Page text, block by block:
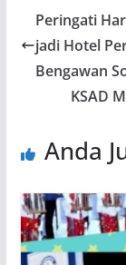
Peringati
jadi Hotel
Bengawan
KSAD
Anda